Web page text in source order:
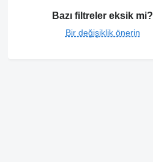
Bazı filtreler eksik mi?
Bir değişiklik önerin